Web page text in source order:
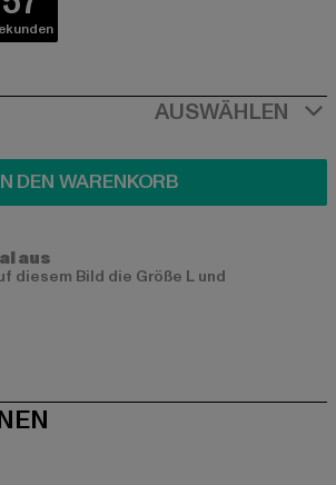
AUSWÄHLEN
DEN WARENKORB
aus
diesem Bild die Größe L und